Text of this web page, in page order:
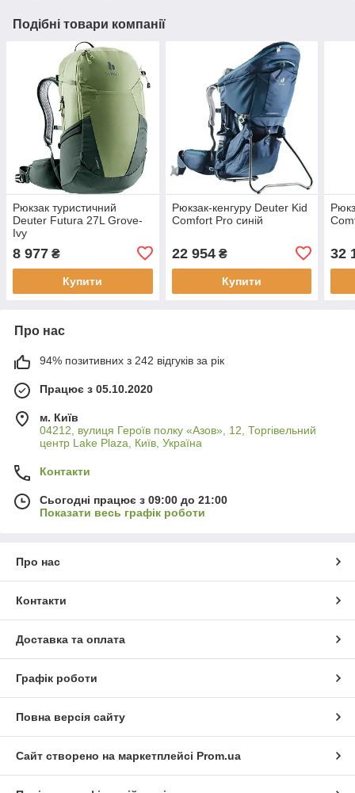
Подібні товари компанії
Рюкзак туристичний
Deuter Futura 27L Grove-
Ivy
8 977 ₴
Купити
Рюкзак-кенгуру Deuter Kid
Comfort Pro синій
22 954₴
Купити
32
Про нас
94% позитивних з 242 відгуків за рік
Працює з 05.10.2020
м. Київ
04212, вулиця Героїв полку «Азов», 12, Торгівельний
центр Lake Plaza, Київ, Україна
Контакти
Сьогодні працює з 09:00 до 21:00
Показати весь графік роботи
Про нас
Контакти
Доставка та оплата
Графік роботи
Повна версія сайту
Сайт створено на маркетплейсі Prom.ua